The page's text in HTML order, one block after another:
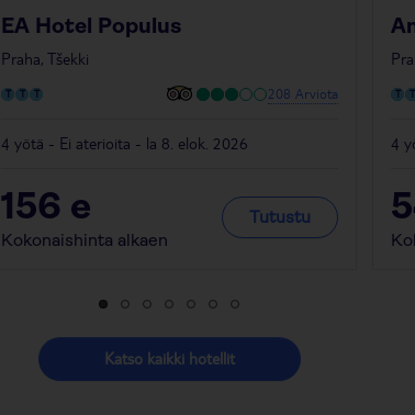
EA Hotel Populus
Praha, Tšekki
208 Arviota
4 yötä - Ei aterioita - la 8. elok. 2026
156 e
Kokonaishinta alkaen
Tutustu
4
Katso kaikki hotellit